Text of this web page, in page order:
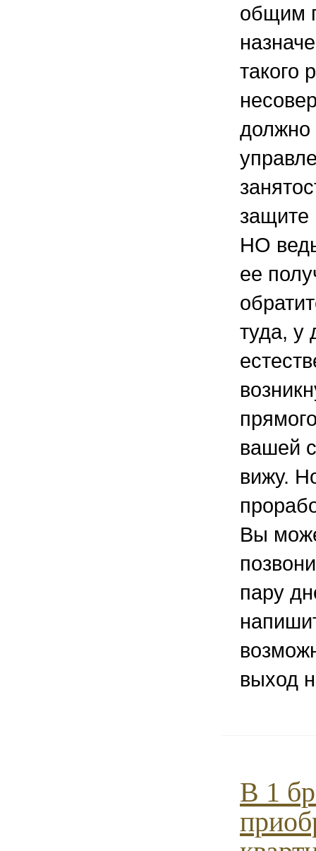
общим
такого
должно
защите
НО
ее
туда, у
вашей
вижу.
Вы
пару
выход
В 1